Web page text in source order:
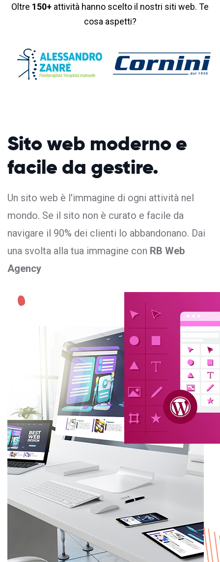
Oltre 150+ attività hanno scelto il nostri siti web. Te
cosa aspetti?
Sito web modernoe
facile da gestire.
Un sito web è l'immagine di ogni attività nel
mondo. Se il sito non è curato e facile da
navigare il 90% dei clienti lo abbandonano. Dai
una svolta alla tua immagine con RB Web
Agency